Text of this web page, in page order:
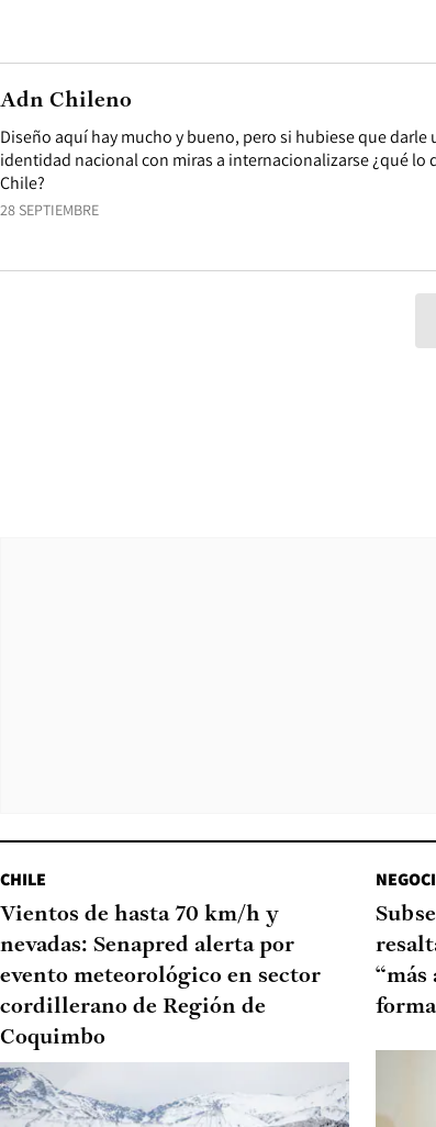
28 SEPTIEMBRE
Diseño aquí hay mucho y bueno, pero si hubiese que darle
identidad nacional con miras a internacionalizarse ¿qué lo
Chile?
Adn Chileno
CHILE
Vientos de hasta 70 km/h y
nevadas: Senapred alerta por
evento meteorológico en sector
cordillerano de Región de
Coquimbo